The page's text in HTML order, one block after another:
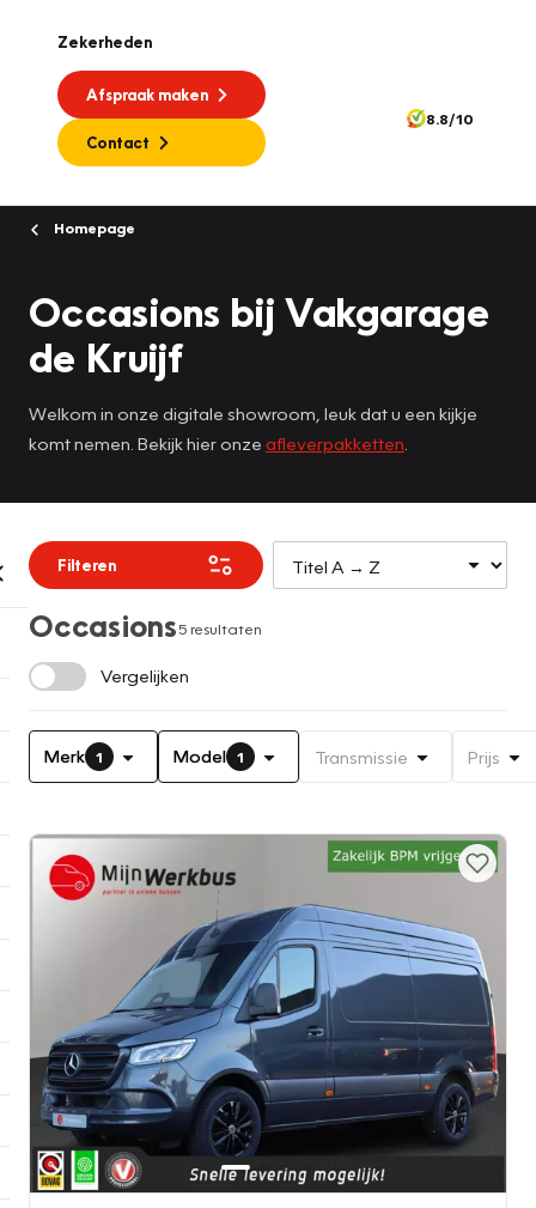
Zekerheden
Afspraak maken
Contact
8.8/10
Homepage
Occasions bij Vakgarage
de Kruijf
Welkom in onze digitale showroom, leuk dat u een kijkje
komt nemen. Bekijk hier onze afleverpakketten
Filteren
Occasions5 resultaten
Vergelijken
Merk 1 Model 1 Transmissie Prijs